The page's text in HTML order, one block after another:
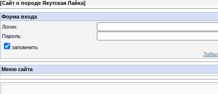
[Сайт о породе Якутская Лайка]
Форма входа
Логин:
Пароль:
запомнить
Меню сайта